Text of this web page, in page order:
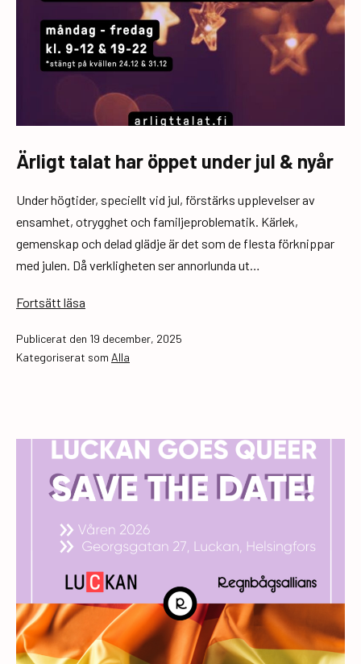
Ärligt talat har öppet under jul & nyår
Under högtider, speciellt vid jul, förstärks upplevelser av
ensamhet, otrygghet och familjeproblematik. Kärlek,
gemenskap och delad glädje är det som de flesta förknippar
med julen. Då verkligheten ser annorlunda ut…
Fortsätt läsa
har
öppet
nyår
Publicerat den 19 december, 2025
Kategoriserat som Alla